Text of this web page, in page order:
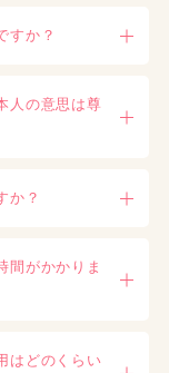
すか？
人の意思は尊
か？
間がかかりま
はどのくらい